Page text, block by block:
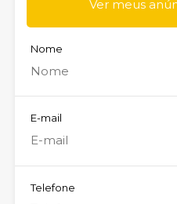
Ver meus
Nome
E-mail
Telefone